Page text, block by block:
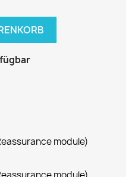
module)